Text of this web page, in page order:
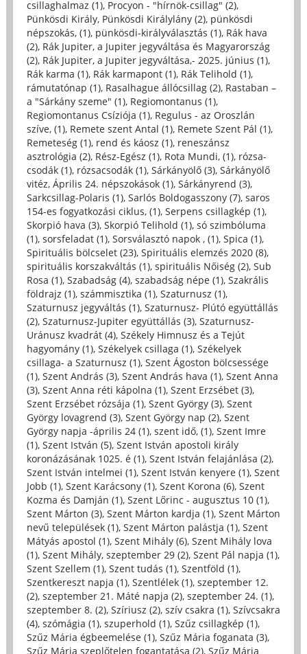
csillaghalmaz (1), Procyon - "hírnök-csillag" (2),
Pünkösdi Király, Pünkösdi Királylány (2), pünkösdi
népszokás, (1), pünkösdi-királyválasztás (1), Rák hava
(2), Rák Jupiter, a Jupiter jegyváltása és Magyarország
(2), Rák Jupiter, a Jupiter jegyváltása,- 2025. június (1),
Rák karma (1), Rák karmapont (1), Rák Telihold (1),
rámutatónap (1), Rasalhague állócsillag (2), Rastaban –
a "Sárkány szeme" (1), Regiomontanus (1),
Regiomontanus Csíziója (1), Regulus - az Oroszlán
szíve, (1), Remete szent Antal (1), Remete Szent Pál (1),
Remeteség (1), rend és káosz (1), reneszánsz
asztrológia (2), Rész-Egész (1), Rota Mundi, (1), rózsa-
csodák (1), rózsacsodák (1), Sárkányölő (3), Sárkányölő
vitéz, Április 24. népszokások (1), Sárkányrend (3),
Sarkcsillag-Polaris (1), Sarlós Boldogasszony (7), saros
154-es fogyatkozási ciklus, (1), Serpens csillagkép (1),
Skorpió hava (3), Skorpió Telihold (1), só szimbóluma
(1), sorsfeladat (1), Sorsválasztó napok , (1), Spica (1),
Spirituális bölcselet (23), Spirituális elemzés 2020 (8),
spirituális korszakváltás (1), spirituális Nőiség (2), Sub
Rosa (1), Szabadság (4), szabadság népe (1), Szakrális
földrajz (1), számmisztika (1), Szaturnusz (1),
Szaturnusz jegyváltás (1), Szaturnusz- Plútó együttállás
(2), Szaturnusz-Jupiter együttállás (3), Szaturnusz-
Uránusz kvadrát (4), Székely Himnusz és a Tejút
hagyomány (1), Székelyek csillaga (1), Székelyek
csillaga- a Szaturnusz (1), Szent Ágoston bölcsessége
(1), Szent András (3), Szent András hava (1), Szent Anna
(3), Szent Anna réti kápolna (1), Szent Erzsébet (3),
Szent Erzsébet rózsája (1), Szent György (3), Szent
György lovagrend (3), Szent György nap (2), Szent
György napja -április 24 (1), szent idő, (1), Szent Imre
(1), Szent István (5), Szent István apostoli király
koronázásának 1025. é (1), Szent István felajánlása (2),
Szent István intelmei (1), Szent István kenyere (1), Szent
Jobb (1), Szent Karácsony (1), Szent Korona (6), Szent
Kozma és Damján (1), Szent Lőrinc - augusztus 10 (1),
Szent Márton (3), Szent Márton kardja (1), Szent Márton
nevű települések (1), Szent Márton palástja (1), Szent
Mátyás apostol (1), Szent Mihály (6), Szent Mihály lova
(1), Szent Mihály, szeptember 29 (2), Szent Pál napja (1),
Szent Szellem (1), Szent tudás (1), Szentföld (1),
Szentkereszt napja (1), Szentlélek (1), szeptember 12.
(2), szeptember 21. Máté napja (2), szeptember 24. (1),
szeptember 8. (2), Szíriusz (2), szív csakra (1), Szívcsakra
(4), szómágia (1), szuperhold (1), Szűz csillagkép (1),
Szűz Mária égbeemelése (1), Szűz Mária foganata (3),
Szűz Mária szeplőtelen fogantatása (2), Szűz Mária